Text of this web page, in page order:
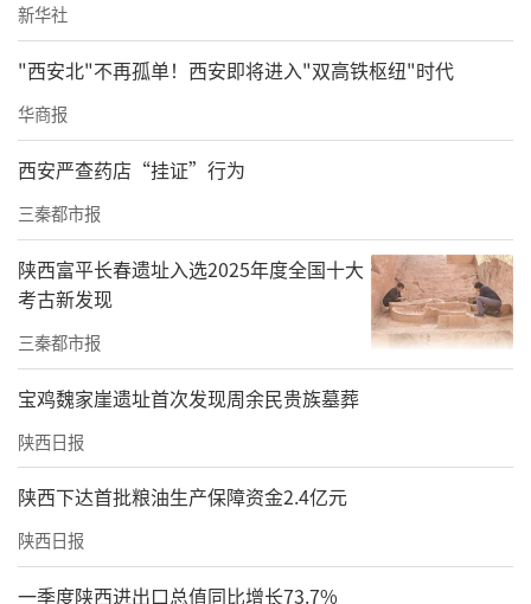
新华社
"西安北"不再孤单！西安即将进入"双高铁枢纽"时代
华商报
西安严查药店“挂证”行为
三秦都市报
陕西富平长春遗址入选2025年度全国十大
考古新发现
三秦都市报
宝鸡魏家崖遗址首次发现周余民贵族墓葬
陕西日报
陕西下达首批粮油生产保障资金2.4亿元
陕西日报
一季度陕西进出口总值同比增长73.7%